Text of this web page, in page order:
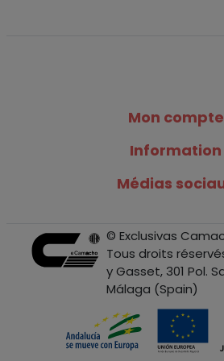
Mon compte
Médias
© Exclusivas
Tous droits
y Gasset, 301 Pol.
Málaga (Spain)